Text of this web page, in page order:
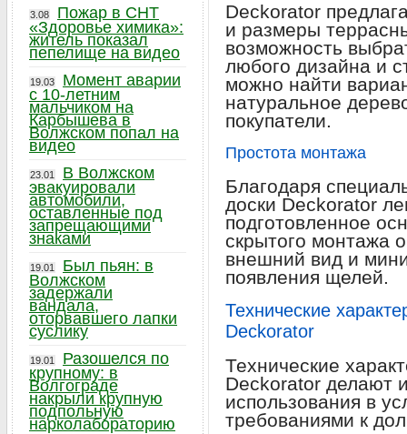
Deckorator
и размеры
возможность
любого дизайна и
можно найти
натуральное
покупатели.
Простота монтажа
Благодаря
доски Deckorator
подготовленное
скрытого монтажа
внешний вид и
появления щелей.
Технические
Deckorator
Технические
Deckorator делают
использования в
требованиями к
3.08
Пожар в СНТ
«Здоровье химика»:
житель показал
пепелище на видео
19.03
Момент аварии
с 10-летним
мальчиком на
Карбышева в
Волжском попал на
видео
23.01
В Волжском
эвакуировали
автомобили,
оставленные под
запрещающими
знаками
19.01
Был пьян: в
Волжском
задержали
вандала,
оторвавшего лапки
суслику
19.01
Разошелся по
крупному: в
Волгограде
накрыли крупную
подпольную
нарколабораторию